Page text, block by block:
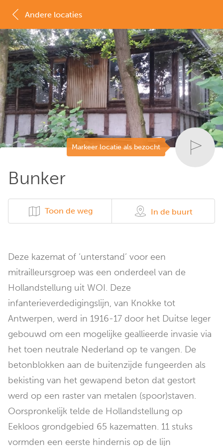
Markeer locatie als bezocht
Bunker
Toon de weg In de buurt
Deze kazemat of ‘unterstand’ voor een
mitrailleursgroep was een onderdeel van de
Hollandstellung uit WOI. Deze
infanterieverdedigingslijn, van Knokke tot
Antwerpen, werd in 1916-17 door het Duitse leger
gebouwd om een mogelijke geallieerde invasie via
het toen neutrale Nederland op te vangen. De
betonblokken aan de buitenzijde fungeerden als
bekisting van het gewapend beton dat gestort
werd op een raster van metalen (spoor)staven.
Oorspronkelijk telde de Hollandstellung op
Eekloos grondgebied 65 kazematten. 11 stuks
vormden een eerste hindernis op de lijn
Andere locaties
MAP LIJST